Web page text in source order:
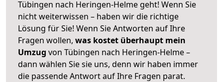
Tübingen nach Heringen-Helme geht! Wenn Sie
nicht weiterwissen – haben wir die richtige
Lösung für Sie! Wenn Sie Antworten auf Ihre
Fragen wollen, was kostet überhaupt mein
Umzug von Tübingen nach Heringen-Helme –
dann wählen Sie sie uns, denn wir haben immer
die passende Antwort auf Ihre Fragen parat.